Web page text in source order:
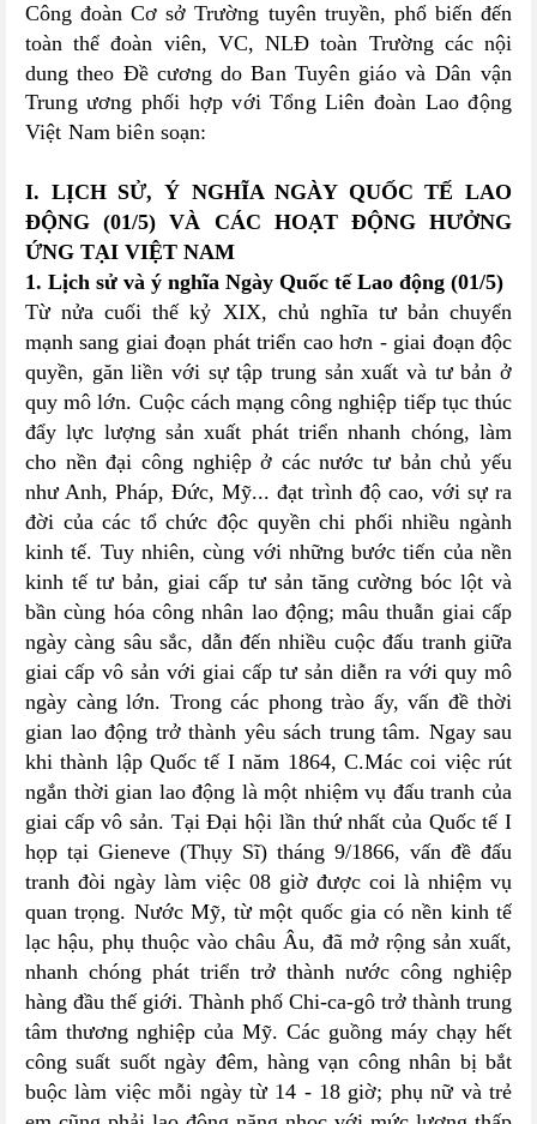
Công đoàn Cơ sở Trường tuyên truyền, phổ biến đến
toàn thể đoàn viên, VC, NLĐ toàn Trường các nội
dung theo Đề cươngdo BanTuyên giáo và Dân vận
Trung ương phối hợp với Tổng Liên đoàn Lao động
Việt Nam biên soạn:
I. LỊCH SỬ, Ý NGHĨA NGÀY QUỐC TẾ LAO
ĐỘNG (01/5) VÀ CÁC HOẠT ĐỘNG HƯỞNG
ỨNG TẠI VIỆT NAM
1. Lịch sử và ý nghĩa Ngày Quốc tế Lao động (01/5)
Từ nửa cuối thế kỷ XIX, chủ nghĩa tư bản chuyển
mạnh sang giai đoạn phát triển cao hơn - giai đoạn độc
quyền, găn liền với sự tập trung sản xuất và tư bản ở
quy mô lớn. Cuộc cách mạng công nghiệp tiếp tục thúc
đẩy lực lượng sản xuất phát triển nhanh chóng, làm
cho nền đại công nghiệp ở các nước tư bản chủ yếu
như Anh, Pháp, Đức, Mỹ... đạt trình độ cao, với sự ra
đời của các tổ chức độc quyền chi phối nhiều ngành
kinh tế. Tuy nhiên, cùng với những bước tiến của nền
kinh tế tư bản, giai cấp tư sản tăng cường bóc lột và
bần cùng hóa công nhân lao động; mâu thuẫn giai cấp
ngày càng sâu sắc, dẫn đến nhiều cuộc đấu tranh giữa
giai cấp vô sản với giai cấp tư sản diễn ra với quy mô
ngày càng lớn. Trong các phong trào ấy, vấn đề thời
gian lao động trở thành yêu sách trung tâm. Ngay sau
khi thành lập Quốc tế I năm 1864, C.Mác coi việc rút
ngắn thời gian lao động là một nhiệm vụ đấu tranh của
giai cấp vô sản. Tại Đại hội lần thứ nhất của Quốc tế I
họp tại Gieneve (Thụy Sĩ) tháng 9/1866, vấn đề đấu
tranh đòi ngày làm việc 08 giờ được coi là nhiệm vụ
quan trọng. Nước Mỹ, từ một quốc gia có nền kinh tế
lạc hậu, phụ thuộc vào châu Âu, đã mở rộng sản xuất,
nhanh chóng phát triển trở thành nước công nghiệp
hàng đầu thế giới. Thành phố Chi-ca-gô trở thành trung
tâm thương nghiệp của Mỹ. Các guồng máy chạy hết
công suất suốt ngày đêm, hàng vạn công nhân bị bắt
buộc làm việc mỗi ngày từ 14 - 18 giờ; phụ nữ và trẻ